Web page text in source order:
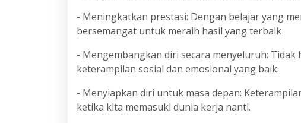
- Meningkatkan prestasi: Dengan belajar yang
bersemangat untuk meraih hasil yang terbaik
- Mengembangkan diri secara menyeluruh:
keterampilan sosial dan emosional yang baik.
- Menyiapkan diri untuk masa depan:
ketika kita memasuki dunia kerja nanti.